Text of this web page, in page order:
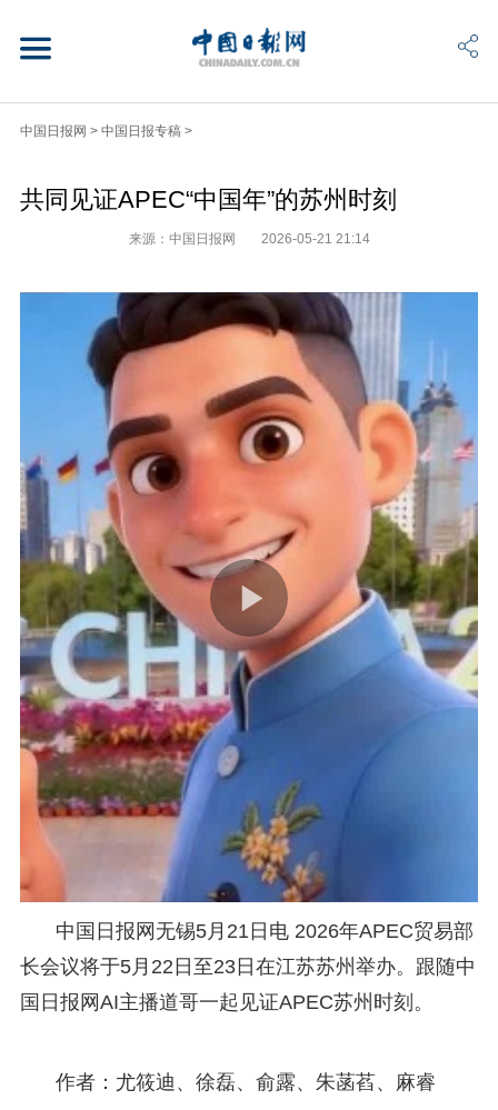
中国日报网 > 中国日报专稿 >
共同见证APEC“中国年”的苏州时刻
来源：中国日报网 2026-05-21 21:14
中国日报网无锡5月21日电 2026年APEC贸易部
长会议将于5月22日至23日在江苏苏州举办。跟随中
国日报网AI主播道哥一起见证APEC苏州时刻。
作者：尤筱迪、徐磊、俞露、朱菡萏、麻睿